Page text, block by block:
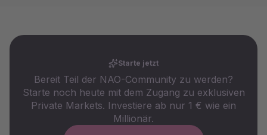
Starte jetzt
Bereit Teil der NAO-Community zu werden?
Starte noch heute mit dem Zugang zu exklusiven
Private Markets. Investiere ab nur 1 € wie ein
Millionär.